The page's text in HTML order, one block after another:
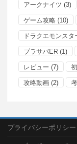
アークナイツ (3)
ゲーム攻略 (10)
ドラクエモンスタ
ブラサバER (1)
レビュー (7)
攻略動画 (2)
プライバシーポリシー